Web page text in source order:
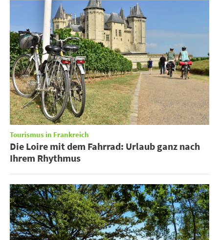
Tourismus in Frankreich
Die Loire mit dem Fahrrad: Urlaub ganz nach
Ihrem Rhythmus